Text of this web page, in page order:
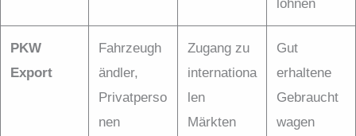
lohnen
PKW
Export
Fahrzeugh
ändler,
Privatperso
nen
Zugang zu
internationa
len
Märkten
Gut
erhaltene
Gebraucht
wagen